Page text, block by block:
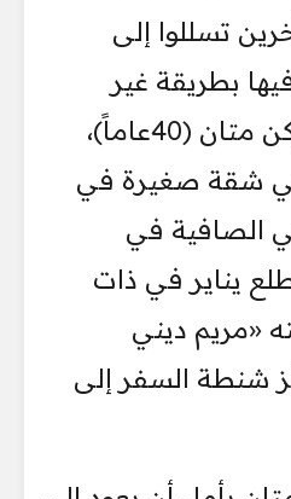
تسللوا إلى
بطريقة غير
شرعية. حينها لم يكن متان (40عاماً)،
في شقة صغيرة في
الصافية في
يناير في ذات
«مريم ديني
شنطة السفر إلى